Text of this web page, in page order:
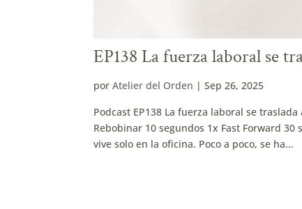
EP138 La fuerza laboral se
porAtelier del Orden |Sep 26, 2025
Podcast EP138 La fuerza laboral se
Rebobinar 10 segundos 1x Fast Forward
vive solo en la oficina. Poco a poco, se ha...